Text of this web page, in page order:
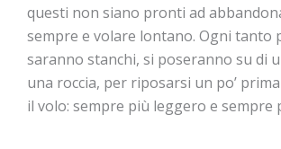
questi non siano pronti ad
sempre e volare lontano. Ogni tanto
saranno stanchi, si poseranno su di
una roccia, per riposarsi un po’
il volo: sempre più leggero e sempre